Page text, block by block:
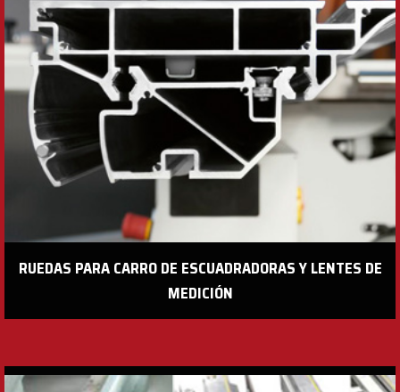
RUEDAS PARA CARRO DE ESCUADRADORAS Y LENTES DE
MEDICIÓN